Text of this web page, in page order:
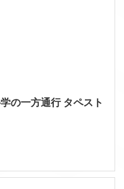
の一方通行 タペスト